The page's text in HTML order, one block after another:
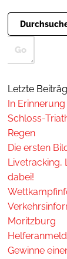
Letzte
In
Schloss-
Regen
Die ersten
Livetracking,
dabei!
Moritzburg
Gewinne